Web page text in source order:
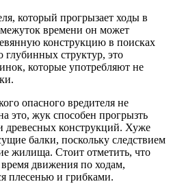
который прогрызает ходы в
времени он может
конструкцию в поисках
структур, это
которые употребляют не
опасного вредителя не
это, жук способен прогрызть
древесных конструкций. Хуже
балки, поскольку следствием
жилища. Стоит отметить, что
движения по ходам,
плесенью и грибками.